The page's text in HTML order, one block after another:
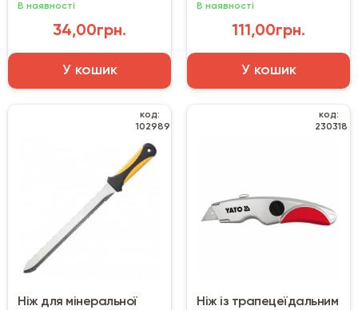
В наявності
34,00грн.
У кошик
В наявності
111,00грн.
У кошик
код:
102989
Ніж для мінеральної
код:
230318
Ніж із трапецеїдальним